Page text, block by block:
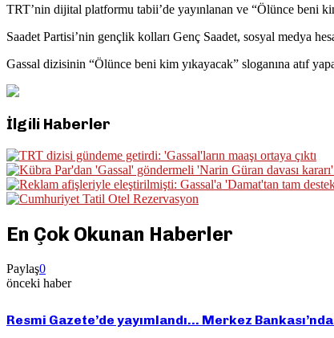
TRT’nin dijital platformu tabii’de yayınlanan ve “Ölünce beni
Saadet Partisi’nin gençlik kolları Genç Saadet, sosyal medya
Gassal dizisinin “Ölünce beni kim yıkayacak” sloganına atıf
İlgili Haberler
En Çok Okunan Haberler
Paylaş0
önceki haber
Resmi Gazete’de yayımlandı… Merkez